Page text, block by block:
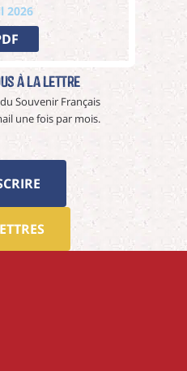
2026
à La Lettre
Souvenir Français
une fois par mois.